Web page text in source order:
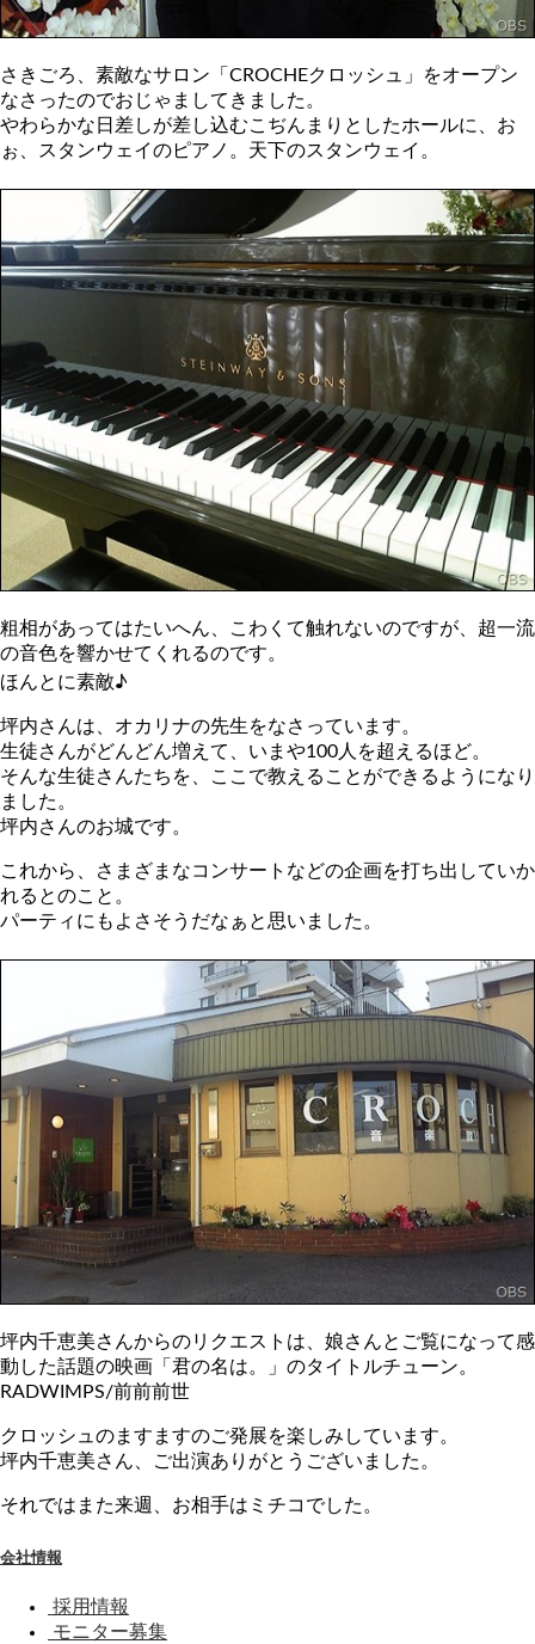
さきごろ、素敵なサロン「CROCHEクロッシュ」をオープン
なさったのでおじゃましてきました。
やわらかな日差しが差し込むこぢんまりとしたホールに、お
ぉ、スタンウェイのピアノ。天下のスタンウェイ。
粗相があってはたいへん、こわくて触れないのですが、超一流
の音色を響かせてくれるのです。
ほんとに素敵♪
坪内さんは、オカリナの先生をなさっています。
生徒さんがどんどん増えて、いまや100人を超えるほど。
そんな生徒さんたちを、ここで教えることができるようになり
ました。
坪内さんのお城です。
これから、さまざまなコンサートなどの企画を打ち出していか
れるとのこと。
パーティにもよさそうだなぁと思いました。
坪内千恵美さんからのリクエストは、娘さんとご覧になって感
動した話題の映画「君の名は。」のタイトルチューン。
RADWIMPS/前前前世
クロッシュのますますのご発展を楽しみしています。
坪内千恵美さん、ご出演ありがとうございました。
それではまた来週、お相手はミチコでした。
会社情報
採用情報
モニター募集